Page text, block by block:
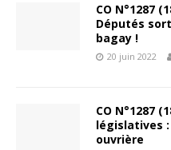
CO N°1287
Députés
bagay !
20 juin 2022
CO N°1287
législatives
ouvrière